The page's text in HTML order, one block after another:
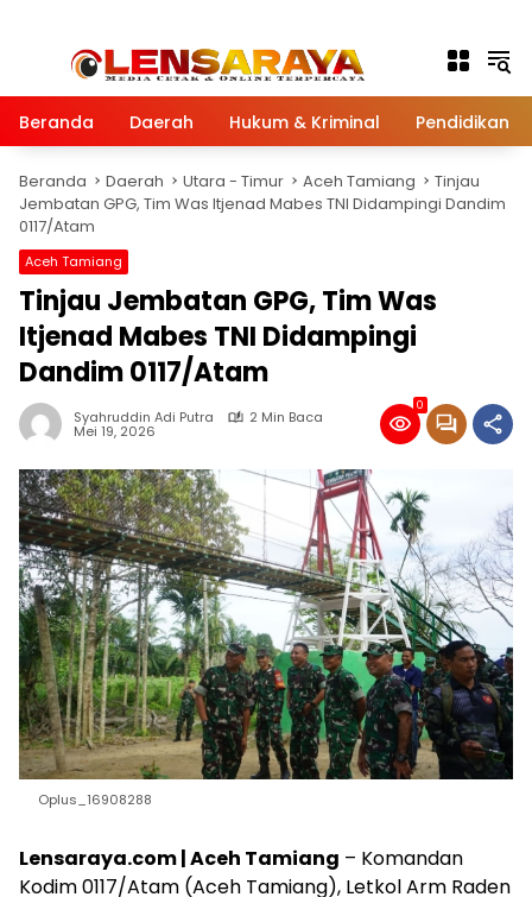
Beranda Daerah Hukum & Kriminal Pendidikan
Beranda Daerah Utara - Timur Aceh Tamiang
Tinjau
Jembatan GPG, Tim Was Itjenad Mabes TNI Didampingi Dandim
0117/Atam
Aceh Tamiang
Tinjau Jembatan GPG, Tim Was
Itjenad Mabes TNI Didampingi
Dandim 0117/Atam
Syahruddin Adi Putra 2 Min Baca
Mei 19, 2026
0
Oplus_16908288
Lensaraya.com | Aceh Tamiang – Komandan
Kodim 0117/Atam (Aceh Tamiang), Letkol Arm Raden